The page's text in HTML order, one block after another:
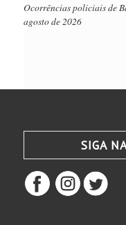
Ocorrências policiais de
agosto de 2026
SIGA